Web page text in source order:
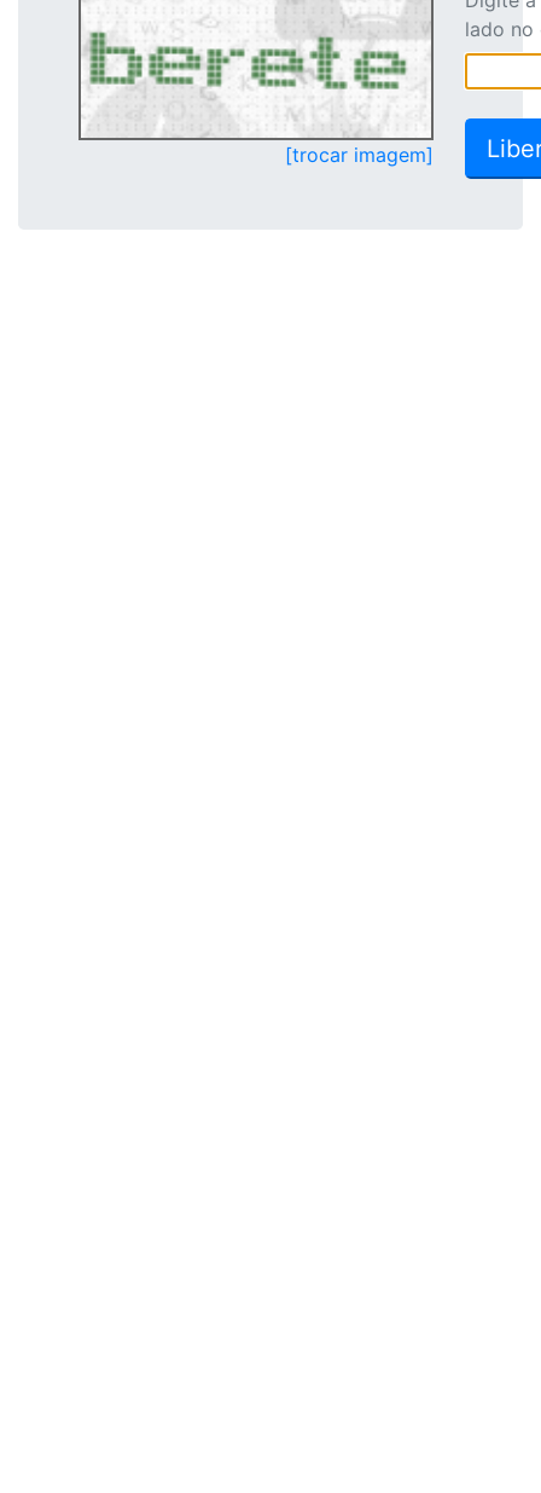
[trocar imagem]
lado no